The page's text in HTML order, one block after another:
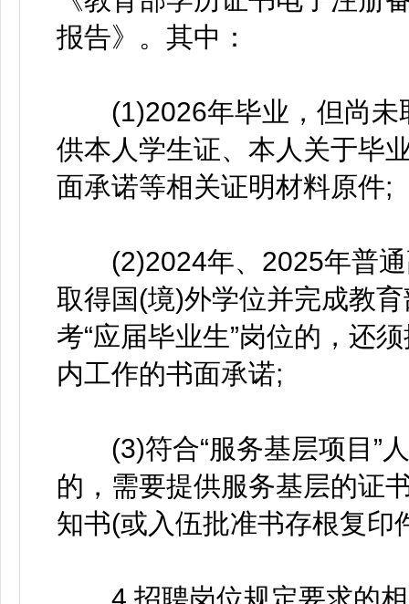
报告》。其中：
(1)2026年毕业，但尚未
供本人学生证、本人关于毕
面承诺等相关证明材料原件;
(2)2024年、2025年普通
取得国(境)外学位并完成教
考“应届毕业生”岗位的，还
内工作的书面承诺;
(3)符合“服务基层项目”人
的，需要提供服务基层的证
知书(或入伍批准书存根复印